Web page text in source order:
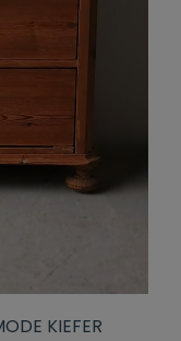
KIEFER